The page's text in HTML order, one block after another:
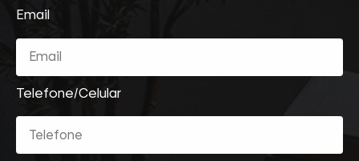
Email
Telefone/Celular